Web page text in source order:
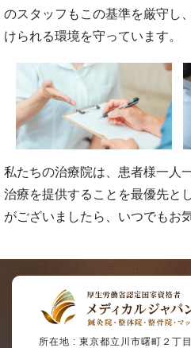
のスタッフもこの基準を厳守し
けられる環境を守っています。
私たちの治療院は、患者様一人
治療を提供することを最優先と
がございましたら、いつでもお
所在地 : 東京都立川市曙町２丁